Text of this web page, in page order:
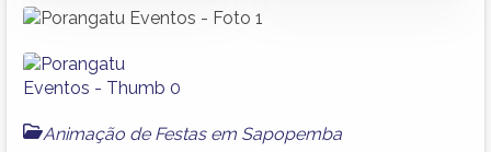
Animação de Festas em Sapopemba